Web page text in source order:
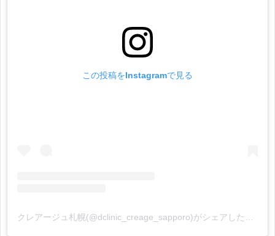
この投稿をInstagramで見る